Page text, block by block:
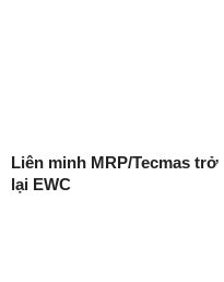
Liên minh MRP/Tecmas trở
lại EWC